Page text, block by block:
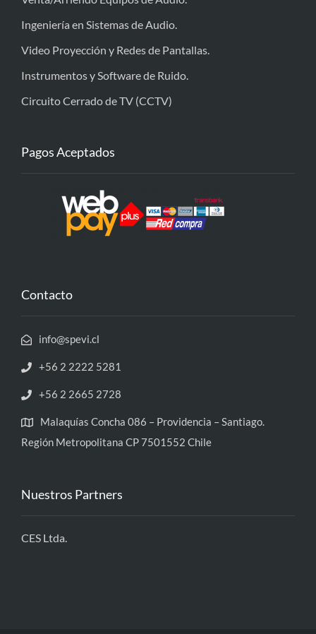
Ingeniería en Sistemas de Audio.
Video Proyección y Redes de Pantallas.
Instrumentos y Software de Ruido.
Circuito Cerrado de TV (CCTV)
Pagos Aceptados
Contacto
info@spevi.cl
+56 2 2222 5281
+56 2 2665 2728
Malaquías Concha 086 – Providencia – Santiago.
Región Metropolitana CP 7501552 Chile
Nuestros Partners
CES Ltda.